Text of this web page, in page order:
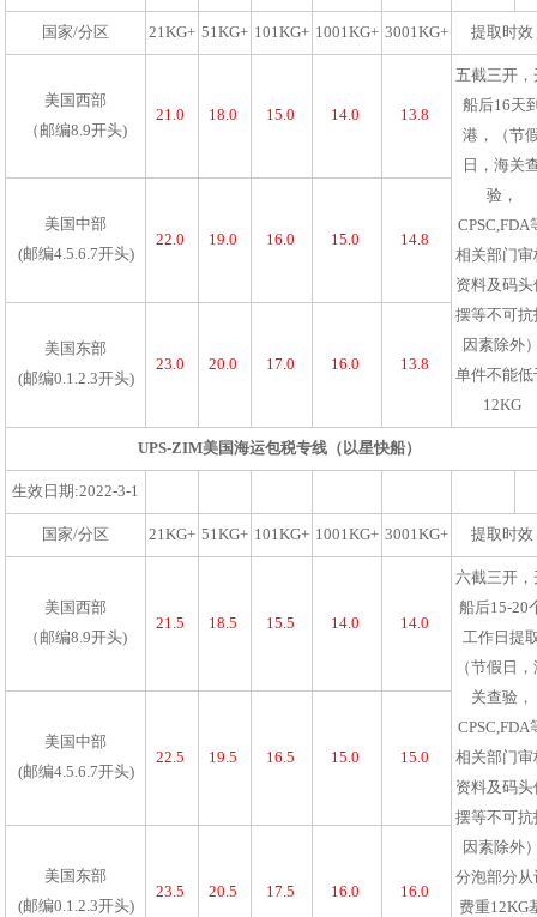
国家/分区 21KG+ 51KG+ 101KG+ 1001KG+ 3001KG+ 提取时效
美国西部
（邮编8.9开头)
21.0 18.0 15.0 14.0 13.8
五截三开，
船后16天
港，（节
日，海关
验，
CPSC,FDA
相关部门审
资料及码头
摆等不可抗
因素除外
单件不能低
12KG
美国中部
(邮编4.5.6.7开头)
22.0 19.0 16.0 15.0 14.8
美国东部
(邮编0.1.2.3开头)
23.0 20.0 17.0 16.0 13.8
UPS-ZIM美国海运包税专线（以星快船）
生效日期:2022-3-1
国家/分区 21KG+ 51KG+ 101KG+ 1001KG+ 3001KG+ 提取时效
美国西部
（邮编8.9开头)
21.5 18.5 15.5 14.0 14.0
六截三开，
船后15-20
工作日提
（节假日
关查验，
CPSC,FDA
相关部门审
资料及码头
摆等不可抗
因素除外
分泡部分从
费重12KG
美国中部
(邮编4.5.6.7开头)
22.5 19.5 16.5 15.0 15.0
美国东部
(邮编0.1.2.3开头)
23.5 20.5 17.5 16.0 16.0